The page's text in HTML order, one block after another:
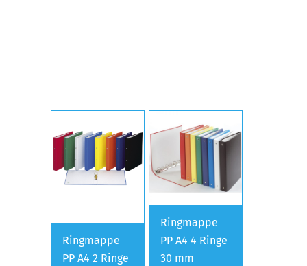
Ringmappe
PP A4 2 Ringe
Ringmappe
PP A4 4 Ringe
30 mm